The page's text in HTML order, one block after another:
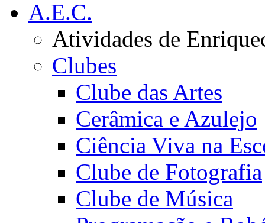
A.E.C.
Atividades de
Clubes
Clube das Artes
Cerâmica e Azulejo
Ciência Viva na
Clube de Fotografia
Clube de Música